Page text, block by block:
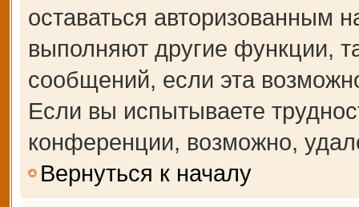
оставаться авторизованным
выполняют другие функции,
сообщений, если эта
Если вы испытываете
конференции, возможно,
Вернуться к началу